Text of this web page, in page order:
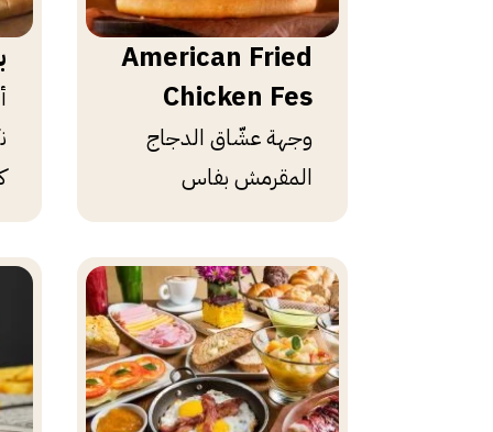
American Fried
Chicken Fes
وجهة عشّاق الدجاج
المقرمش بفاس